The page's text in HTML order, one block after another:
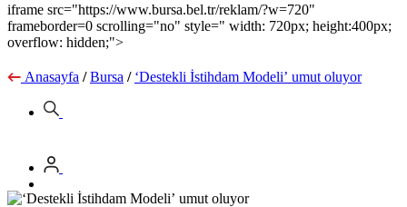
iframe src="https://www.bursa.bel.tr/reklam/?w=720"
frameborder=0 scrolling="no" style=" width: 720px; height:400px;
overflow: hidden;">
Anasayfa / Bursa / ‘Destekli İstihdam Modeli’ umut oluyor